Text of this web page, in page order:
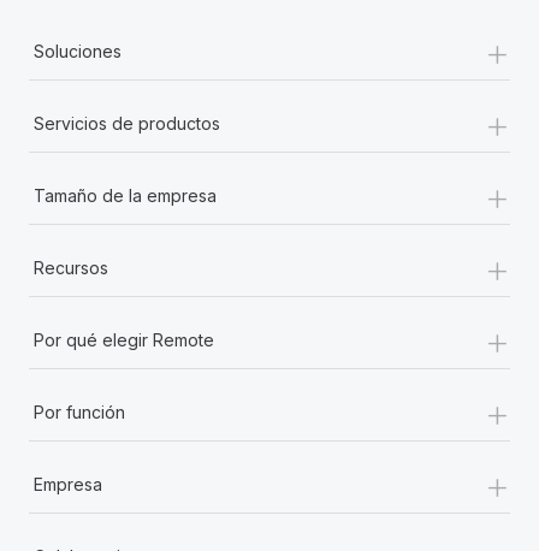
Soluciones +
Servicios de productos +
Tamaño de la empresa +
Recursos +
Por qué elegir Remote +
Por función +
Empresa +